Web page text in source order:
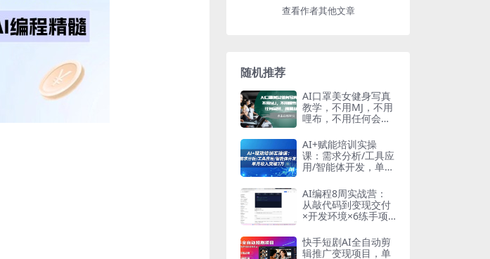
查看作者其他文章
随机推荐
AI口罩美女健身写真
教学，不用MJ，不用
哩布，不用任何会
AI+赋能培训实操
课：需求分析/工具应
用/智能体开发，单月
AI编程8周实战营：
从敲代码到变现交付
×开发环境×6练手项
业闭环×跨越盈利
快手短剧AI全自动剪
辑推广变现项目，单